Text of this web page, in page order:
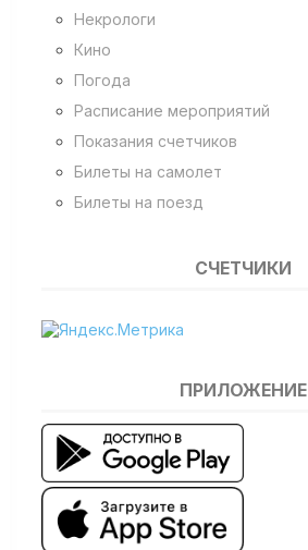
Некрологи
Кино
Погода
Расписание мероприятий
Показания счетчиков
Билеты на самолет
Билеты на поезд
СЧЕТЧИКИ
ПРИЛОЖЕНИЕ